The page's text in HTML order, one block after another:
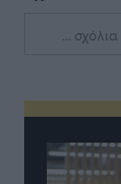
... σχόλια